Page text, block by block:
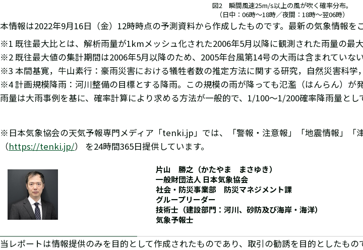
図2 瞬間風速25m/s以上の風が吹く確率分布。
（日中：06時～18時／夜間：18時～翌06時）
本情報は2022年9月16日（金）12時時点の予測資料から作成したものです。最新の気象情報を
※1 既往最大比とは、解析雨量が1kmメッシュ化された2006年5月以降に観測された雨量の最
※2 既往最大値の集計期間は2006年5月以降のため、2005年台風第14号の大雨は含まれていな
※3 本間基寛，牛山素行：豪雨災害における犠牲者数の推定方法に関する研究，自然災害科学
※4 計画規模降雨：河川整備の目標とする降雨。この規模の雨が降っても氾濫（はんらん）が
雨量は大雨事例を基に、確率計算により求める方法が一般的で、1/100～1/200確率降雨量とし
※日本気象協会の天気予報専門メディア「tenki.jp」では、「警報・注意報」「地震情報」「
（https://tenki.jp/） を24時間365日提供しています。
片山 勝之（かたやま まさゆき）
一般財団法人 日本気象協会
社会・防災事業部 防災マネジメント課
グループリーダー
技術士（建設部門：河川、砂防及び海岸・海洋）
気象予報士
当レポートは情報提供のみを目的として作成されたものであり、取引の勧誘を目的としたも